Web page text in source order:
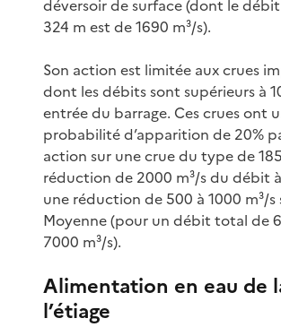
déversoir de surface (dont le
324 m est de 1690 m³/s).
Son action est limitée aux crues
dont les débits sont supérieurs à
entrée du barrage. Ces crues ont
probabilité d’apparition de 20%
action sur une crue du type de
réduction de 2000 m³/s du débit
une réduction de 500 à 1000 m³/s
Moyenne (pour un débit total de
7000 m³/s).
Alimentation en eau de
l’étiage